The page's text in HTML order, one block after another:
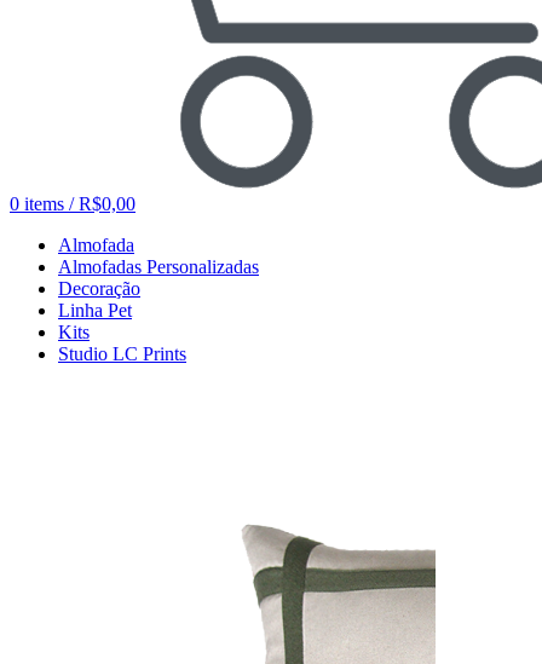
0 items / R$0,00
Almofada
Almofadas Personalizadas
Decoração
Linha Pet
Kits
Studio LC Prints